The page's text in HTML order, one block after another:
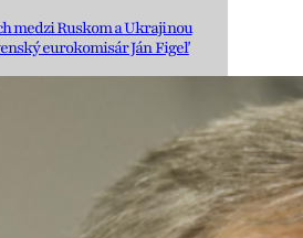
medzi Ruskom a Ukrajinou
eurokomisár Ján Figeľ